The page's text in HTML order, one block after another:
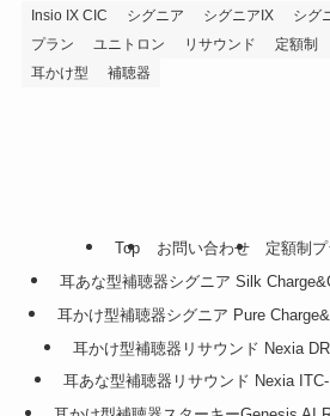
Insio IX CIC シグニア シグニアIX シグ
プラン
ユニトロン リサウンド 定額制
耳かけ型
補聴器
Top お問い合わせ
定額制
耳あな型補聴器シグニア Silk
耳かけ型補聴器シグニア Pure
耳かけ型補聴器リサウンド Nexia
耳あな型補聴器リサウンド Nexia